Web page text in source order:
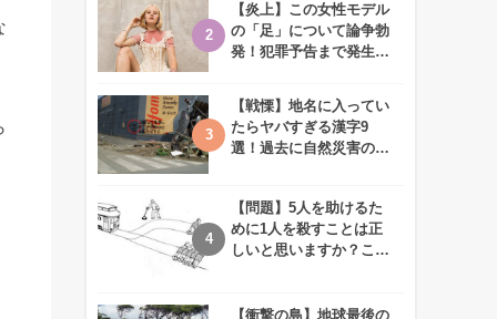
【炎上】この女性モデル
の「足」について論争勃
発！犯罪予告まで発生す
【戦慄】地名に入ってい
たらヤバすぎる漢字9
選！過去に自然災害の歴
【問題】5人を助けるた
めに1人を殺すことは正
しいと思いますか？この
【衝撃の島】地球最後の